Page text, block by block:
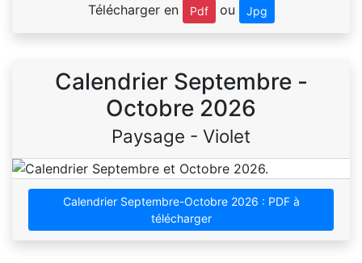
Télécharger en Pdf ou Jpg
Calendrier Septembre -
Octobre 2026
Paysage - Violet
Calendrier Septembre-Octobre 2026 : PDF à
télécharger